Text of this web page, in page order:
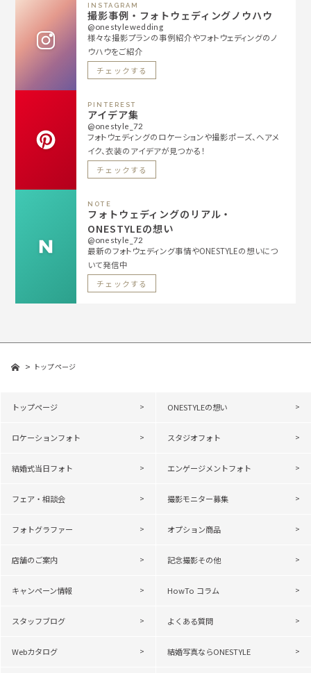
INSTAGRAM
撮影事例・フォトウェディングノウハウ
@onestylewedding
様々な撮影プランの事例紹介やフォトウェディングのノ
ウハウをご紹介
チェックする
PINTEREST
アイデア集
@onestyle_72
フォトウェディングのロケーションや撮影ポーズ、ヘアメ
イク、衣装のアイデアが見つかる！
チェックする
NOTE
フォトウェディングのリアル・
ONESTYLEの想い
@onestyle_72
最新のフォトウェディング事情やONESTYLEの想いにつ
いて発信中
チェックする
トップページ
トップページ ONESTYLEの想い
ロケーションフォト スタジオフォト
結婚式当日フォト エンゲージメントフォト
フェア・相談会 撮影モニター募集
フォトグラファー オプション商品
店舗のご案内 記念撮影その他
キャンペーン情報 HowTo コラム
スタッフブログ よくある質問
Webカタログ 結婚写真ならONESTYLE